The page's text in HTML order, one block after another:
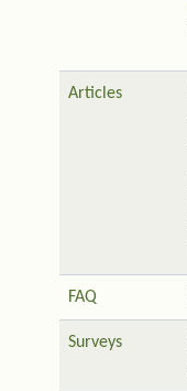
Articles
FAQ
Surveys